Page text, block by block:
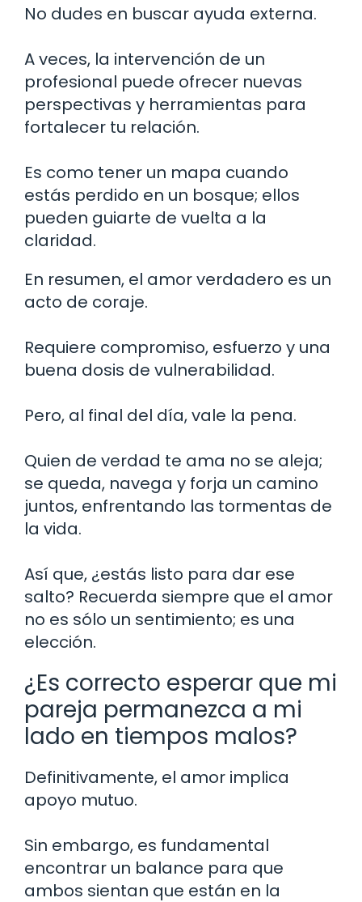
No dudes en buscar ayuda externa.
A veces, la intervención de un
profesional puede ofrecer nuevas
perspectivas y herramientas para
fortalecer tu relación.
Es como tener un mapa cuando
estás perdido en un bosque; ellos
pueden guiarte de vuelta a la
claridad.
En resumen, el amor verdadero es un
acto de coraje.
Requiere compromiso, esfuerzo y una
buena dosis de vulnerabilidad.
Pero, al final del día, vale la pena.
Quien de verdad te ama no se aleja;
se queda, navega y forja un camino
juntos, enfrentando las tormentas de
la vida.
Así que, ¿estás listo para dar ese
salto? Recuerda siempre que el amor
no es sólo un sentimiento; es una
elección.
¿Es correcto esperar que mi
pareja permanezca a mi
lado en tiempos malos?
Definitivamente, el amor implica
apoyo mutuo.
Sin embargo, es fundamental
encontrar un balance para que
ambos sientan que están en la